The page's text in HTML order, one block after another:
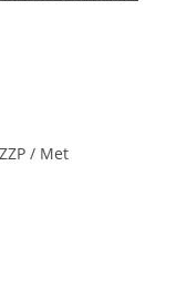
/ Met